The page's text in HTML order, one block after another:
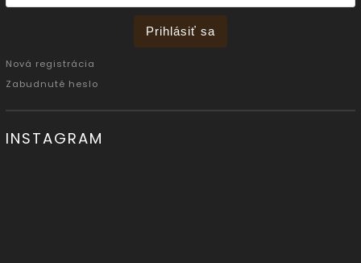
Prihlásiť sa
Nová registrácia
Zabudnuté heslo
INSTAGRAM